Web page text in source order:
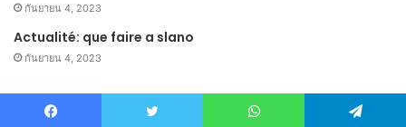
กันยายน 4, 2023
Actualité: que faire a slano
กันยายน 4, 2023